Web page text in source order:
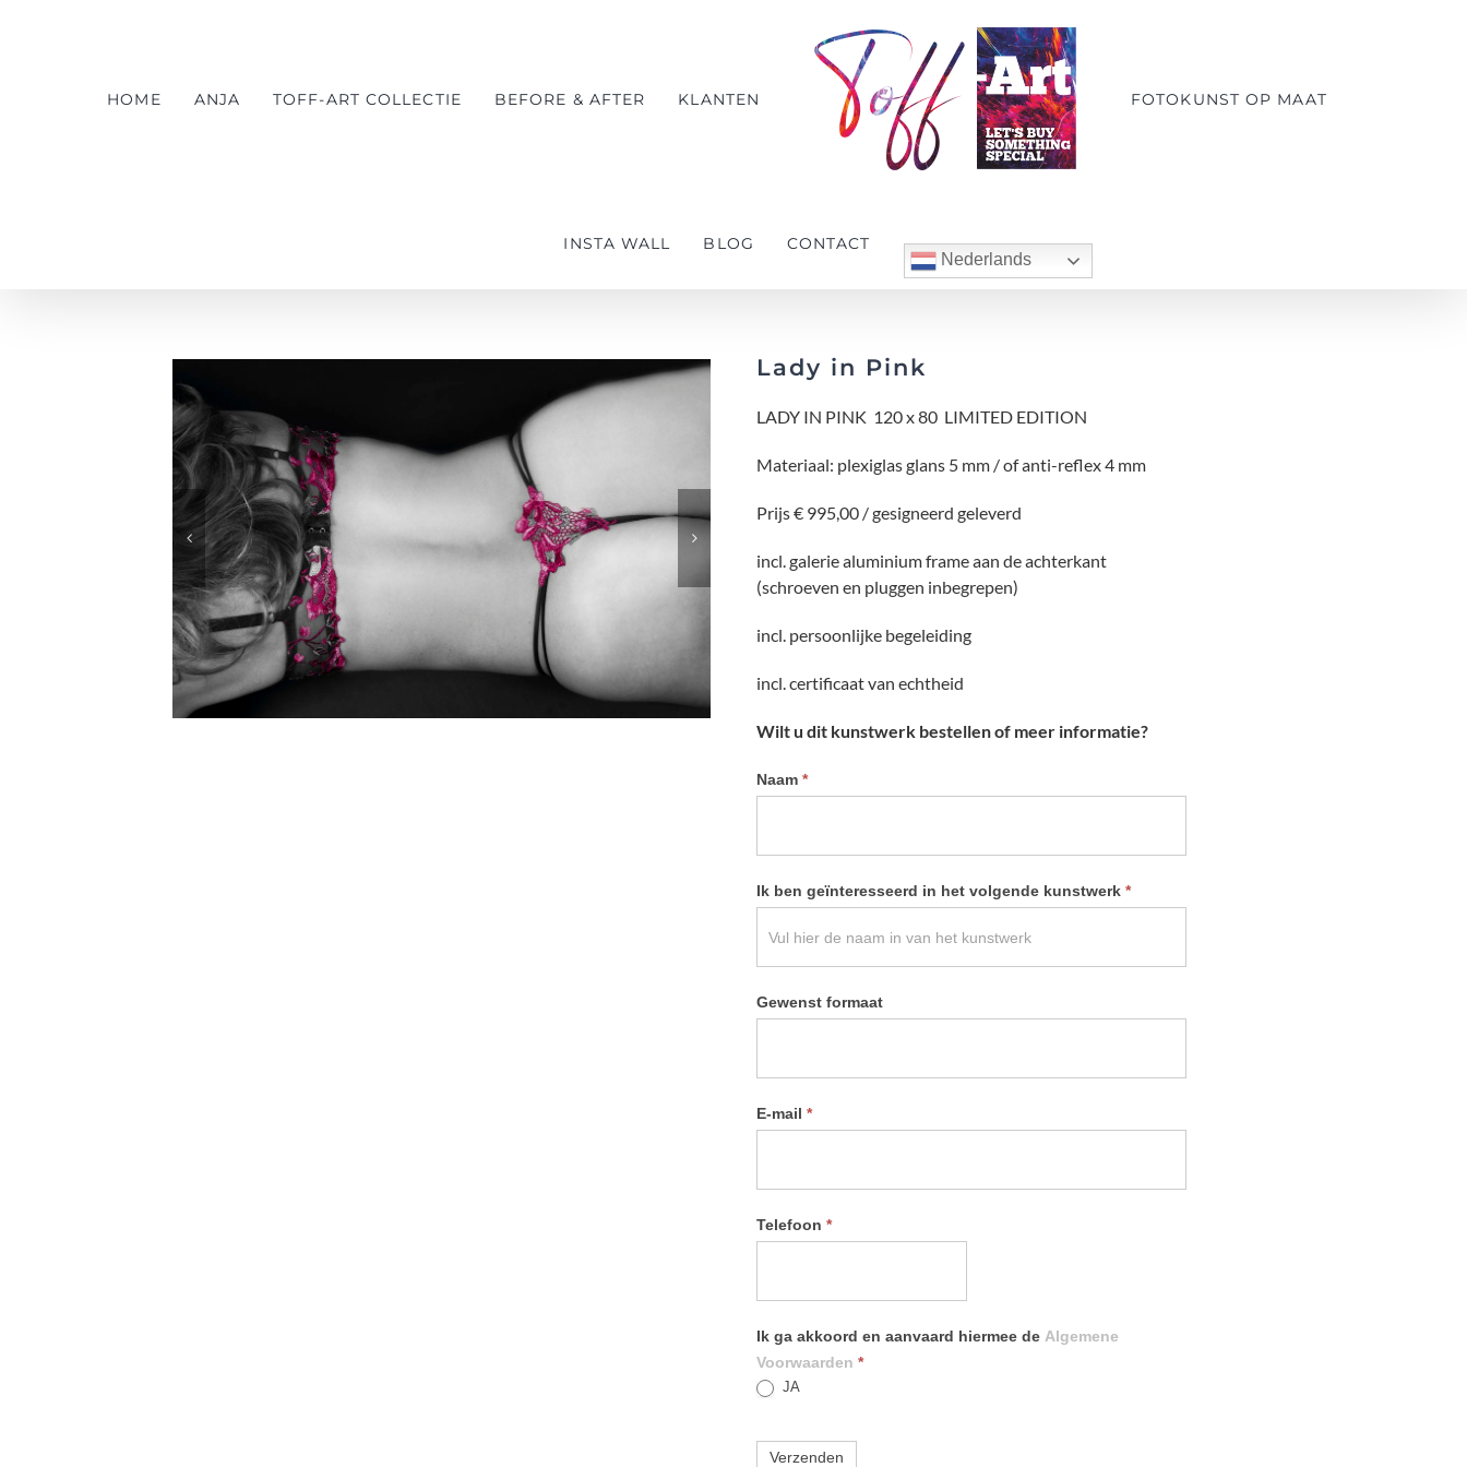
HOME ANJA TOFF-ART COLLECTIE BEFORE & AFTER KLANTEN FOTOKUNST OP MAAT
INSTA WALL BLOG CONTACT
Nederlands
Lady in Pink
LADY IN PINK 120 x 80 LIMITED EDITION
Materiaal: plexiglas glans 5 mm / of anti-reflex 4 mm
Prijs € 995,00 / gesigneerd geleverd
incl. galerie aluminium frame aan de achterkant
(schroeven en pluggen inbegrepen)
incl. persoonlijke begeleiding
incl. certificaat van echtheid
Wilt u dit kunstwerk bestellen of meer informatie?
Informatie
Naam *
Ik ben geïnteresseerd in het volgende kunstwerk *
Gewenst formaat
E-mail *
Telefoon *
Ik ga akkoord en aanvaard hiermee de Algemene
Voorwaarden *
JA
Verzenden